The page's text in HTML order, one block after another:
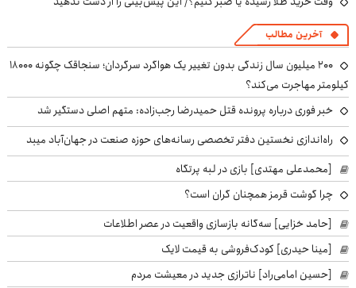
آخرین مطالب
۲۰۰ میلیون سال زندگی بدون تغییر یک هواگرد سرگردان؛ سنجاقک‌ چگونه ۱۸۰۰۰
کیلومتر مهاجرت می‌کند؟
خبر فوری درباره پرونده قتل حمیدرضا رجب‌زاده: متهم اصلی دستگیر شد
راه‌اندازی نخستین دفتر تخصصی رسانه‌های حوزه صنعت در جهان‌آباد میبد
[محمدعلی مهتدی] بازی در لبه پرتگاه
چرا گوشت قرمز همچنان گران است؟
[حامد خزایی] سه‌گانه بازسازی واقعیت در عصر اطلاعات
[مینا حیدری] کودک‌فروشی به قیمت لایک
[حسین امامی‌راد] ناترازی جدید در معیشت مردم